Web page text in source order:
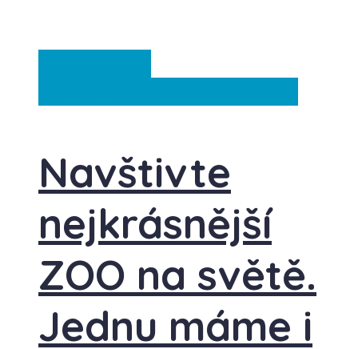
Navštivte
nejkrásnější
ZOO na světě.
Jednu máme i